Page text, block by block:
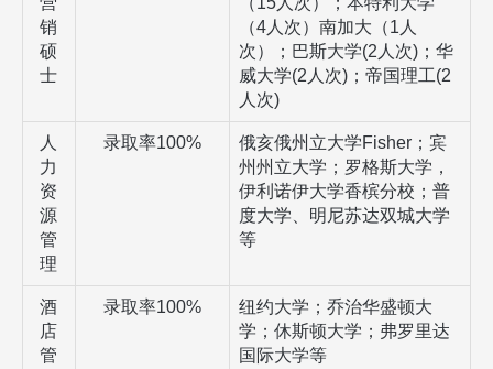
销
硕
士
（4 人次）南加大（1 人
次）；巴斯大学(2 人次) ；华
威大学(2 人次) ；帝国理工(2
人次)
人
力
资
源
管
理
录取率100% 俄亥俄州立大学Fisher ；宾
州州立大学；罗格斯大学，
伊利诺伊大学香槟分校；普
度大学、明尼苏达双城大学
等
酒
店
管
录取率100%
纽约大学；乔治华盛顿大
学；休斯顿大学；弗罗里达
国际大学等